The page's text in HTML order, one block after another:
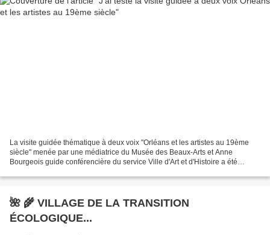
La visite guidée thématique à deux voix "Orléans et les artistes au 19ème
siècle" menée par une médiatrice du Musée des Beaux-Arts et Anne
Bourgeois guide conférencière du service Ville d'Art et d'Histoire a été
🌺 🌾 VILLAGE DE LA TRANSITION
ÉCOLOGIQUE...